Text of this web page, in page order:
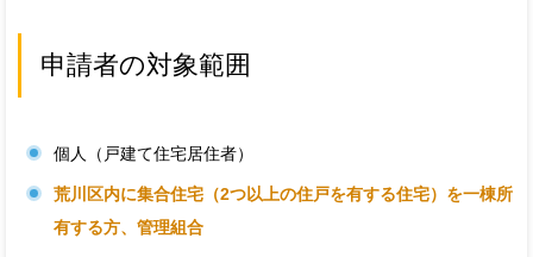
申請者の対象範囲
個人（戸建て住宅居住者）
荒川区内に集合住宅（2つ以上の住戸を有する住宅）を一棟所
有する方、管理組合